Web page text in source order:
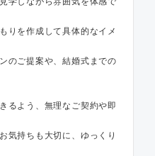
りを作成して具体的なイメ
のご提案や、結婚式までの
るよう、無理なご契約や即
気持ちも大切に、ゆっくり